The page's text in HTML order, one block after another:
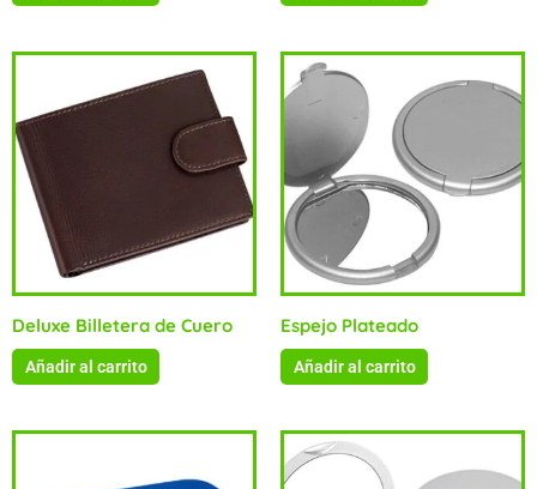
Deluxe Billetera de Cuero
Añadir al carrito
Espejo Plateado
Añadir al carrito